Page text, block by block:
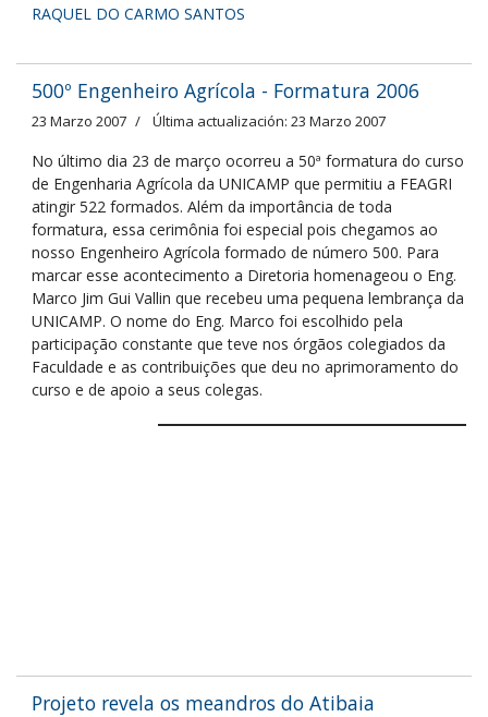
RAQUEL DO CARMO SANTOS
500º Engenheiro Agrícola - Formatura 2006
23 Marzo 2007 Última actualización: 23 Marzo 2007
No último dia 23 de março ocorreu a 50ª formatura do curso
de Engenharia Agrícola da UNICAMP que permitiu a FEAGRI
atingir 522 formados. Além da importância de toda
formatura, essa cerimônia foi especial pois chegamos ao
nosso Engenheiro Agrícola formado de número 500. Para
marcar esse acontecimento a Diretoria homenageou o Eng.
Marco Jim Gui Vallin que recebeu uma pequena lembrança da
UNICAMP. O nome do Eng. Marco foi escolhido pela
participação constante que teve nos órgãos colegiados da
Faculdade e as contribuições que deu no aprimoramento do
curso e de apoio a seus colegas.
Projeto revela os meandros do Atibaia